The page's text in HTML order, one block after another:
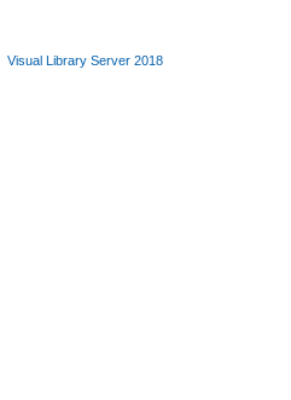
Visual Library Server 2018